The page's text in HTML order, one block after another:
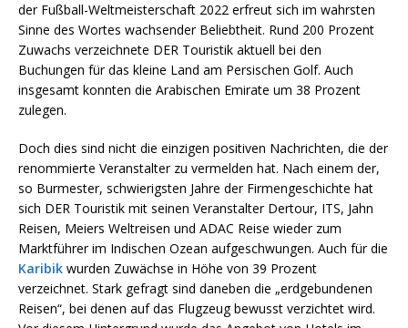
der Fußball-Weltmeisterschaft 2022 erfreut sich im wahrsten
Sinne des Wortes wachsender Beliebtheit. Rund 200 Prozent
Zuwachs verzeichnete DER Touristik aktuell bei den
Buchungen für das kleine Land am Persischen Golf. Auch
insgesamt konnten die Arabischen Emirate um 38 Prozent
zulegen.
Doch dies sind nicht die einzigen positiven Nachrichten, die der
renommierte Veranstalter zu vermelden hat. Nach einem der,
so Burmester, schwierigsten Jahre der Firmengeschichte hat
sich DER Touristik mit seinen Veranstalter Dertour, ITS, Jahn
Reisen, Meiers Weltreisen und ADAC Reise wieder zum
Marktführer im Indischen Ozean aufgeschwungen. Auch für die
Karibik wurden Zuwächse in Höhe von 39 Prozent
verzeichnet. Stark gefragt sind daneben die „erdgebundenen
Reisen“, bei denen auf das Flugzeug bewusst verzichtet wird.